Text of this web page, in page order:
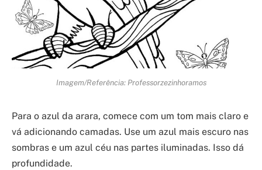
Imagem/Referência: Professorzezinhoramos
Para o azul da arara, comece com um tom mais claro e
vá adicionando camadas. Use um azul mais escuro nas
sombras e um azul céu nas partes iluminadas. Isso dá
profundidade.